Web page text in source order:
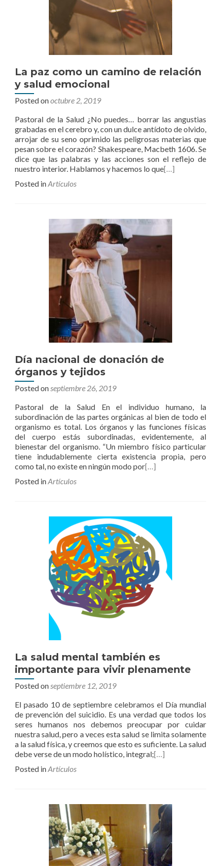
La paz como un camino de relación
y salud emocional
Posted onoctubre 2, 2019
Pastoral de la Salud ¿No puedes… borrar las angustias
grabadas en el cerebro y, con un dulce antídoto de olvido,
arrojar de su seno oprimido las peligrosas materias que
pesan sobre el corazón? Shakespeare, Macbeth 1606. Se
dice que las palabras y las acciones son el reflejo de
nuestro interior. Hablamos y hacemos lo que[…]
Posted inArtículos
Día nacional de donación de
órganos y tejidos
Posted onseptiembre 26, 2019
Pastoral de la Salud En el individuo humano, la
subordinación de las partes orgánicas al bien de todo el
organismo es total. Los órganos y las funciones físicas
del cuerpo estás subordinadas, evidentemente, al
bienestar del organismo. “Un miembro físico particular
tiene indudablemente cierta existencia propia, pero
como tal, no existe en ningún modo por[…]
Posted inArtículos
La salud mental también es
importante para vivir plenamente
Posted onseptiembre 12, 2019
El pasado 10 de septiembre celebramos el Día mundial
de prevención del suicidio. Es una verdad que todos los
seres humanos nos debemos preocupar por cuidar
nuestra salud, pero a veces esta salud se limita solamente
a la salud física, y creemos que esto es suficiente. La salud
debe verse de un modo holístico, integral;[…]
Posted inArtículos